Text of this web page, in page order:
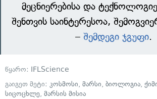
მეცნიერებისა და
შენთვის საინტერესოა,
– შემდეგი ჯგუფი.
წყარო: IFLScience
გაიგეთ მეტი: კოსმოსი, მარსი, ბიოლოგია,
სიცოცხლე, მარსის მისია